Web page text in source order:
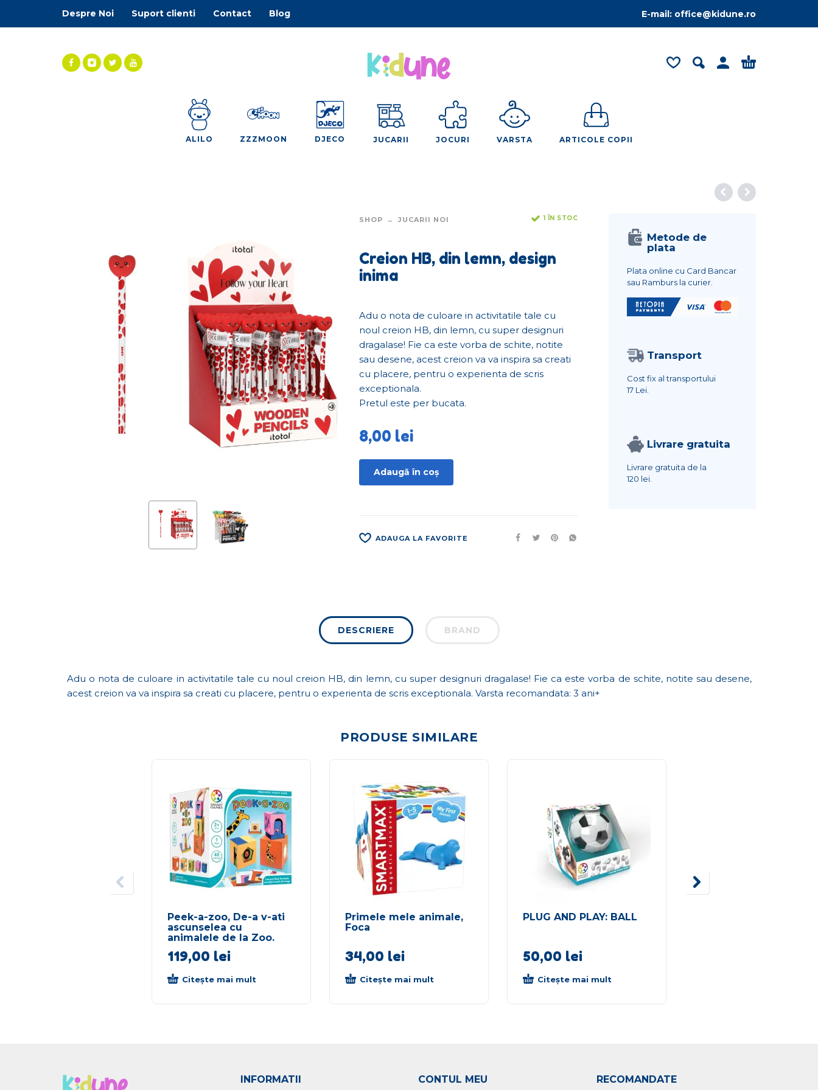
Despre Noi Suport clienti Contact Blog E-mail: office@kidune.ro
ALILO ZZZMOON DJECO JUCARII JOCURI VARSTA ARTICOLE COPII
SHOP JUCARII NOI 1 ÎN STOC
Creion HB, din lemn, design
inima
Adu o nota de culoare in activitatile tale cu
noul creion HB, din lemn, cu super designuri
dragalase! Fie ca este vorba de schite, notite
sau desene, acest creion va va inspira sa creati
cu placere, pentru o experienta de scris
exceptionala.
Pretul este per bucata.
8,00 lei
Adaugă în coș
ADAUGA LA FAVORITE
Metode de
plata
Plata online cu Card Bancar
sau Ramburs la curier.
Transport
Cost fix al transportului
17 Lei.
Livrare gratuita
Livrare gratuita de la
120 lei.
DESCRIERE BRAND
Adu o nota de culoare in activitatile tale cu noul creion HB, din lemn, cu super designuri dragalase! Fie ca este vorba de schite, notite sau desene,
acest creion va va inspira sa creati cu placere, pentru o experienta de scris exceptionala. Varsta recomandata: 3 ani+
PRODUSE SIMILARE
Peek-a-zoo, De-a v-ati
ascunselea cu
animalele de la Zoo.
119,00 lei
Citește mai mult
Primele mele animale,
Foca
34,00 lei
Citește mai mult
PLUG AND PLAY: BALL
50,00 lei
Citește mai mult
INFORMATII CONTUL MEU RECOMANDATE